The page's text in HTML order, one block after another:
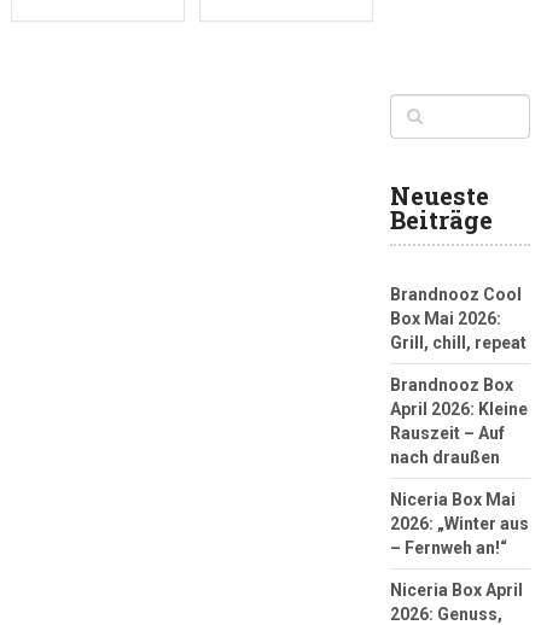
Neueste
Beiträge
Brandnooz Cool
Box Mai 2026:
Grill, chill, repeat
Brandnooz Box
April 2026: Kleine
Rauszeit – Auf
nach draußen
Niceria Box Mai
2026: „Winter aus
– Fernweh an!“
Niceria Box April
2026: Genuss,